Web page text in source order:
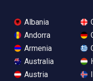
Albania
Andorra
Armenia
Australia
Austria